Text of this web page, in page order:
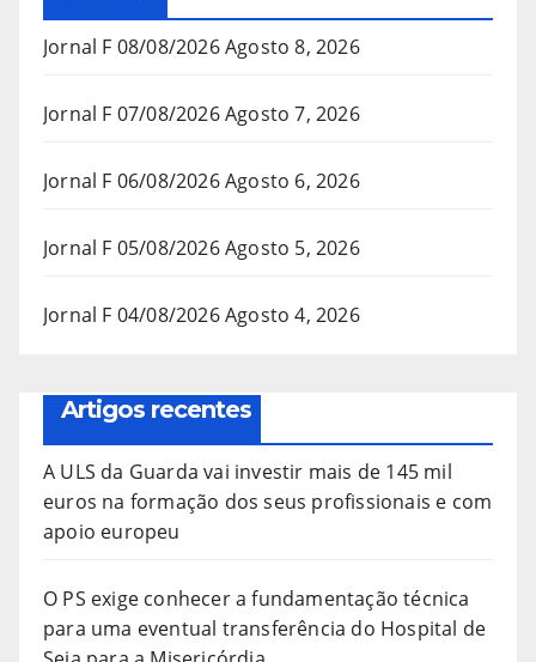
Jornal F 08/08/2026Agosto 8, 2026
Jornal F 07/08/2026Agosto 7, 2026
Jornal F 06/08/2026Agosto 6, 2026
Jornal F 05/08/2026Agosto 5, 2026
Jornal F 04/08/2026Agosto 4, 2026
Artigos recentes
A ULS da Guarda vai investir mais de 145 mil
euros na formação dos seus profissionais e com
apoio europeu
O PS exige conhecer a fundamentação técnica
para uma eventual transferência do Hospital de